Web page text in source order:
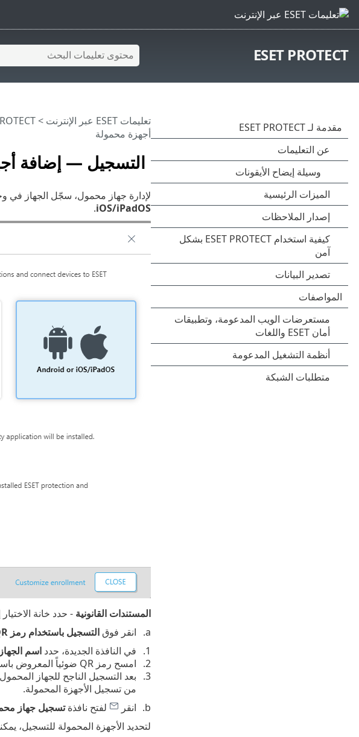
ESET PROTECT
التسجيل — إضافة
تعليمات ESET عبر الإنترنت >
أجهزة محمولة
لإدارة جهاز محمول، سجّل الجهاز في
iOS/iPadOS
.
المستندات القانونية - حدد خانة
انقر فوقالتسجيل باستخدام رمز QR
في النافذة الجديدة، حدد اسم الجهاز
امسح رمز QR ضوئياً المعروض باستخدام الجهاز المحمول الذي تريد تسجيله.
بعد التسجيل الناجح للجهاز
من تسجيل الأجهزة المحمولة.
انقر
لفتح نافذةتسجيل جهاز
لتحديد الأجهزة المحمولة للتسجيل،